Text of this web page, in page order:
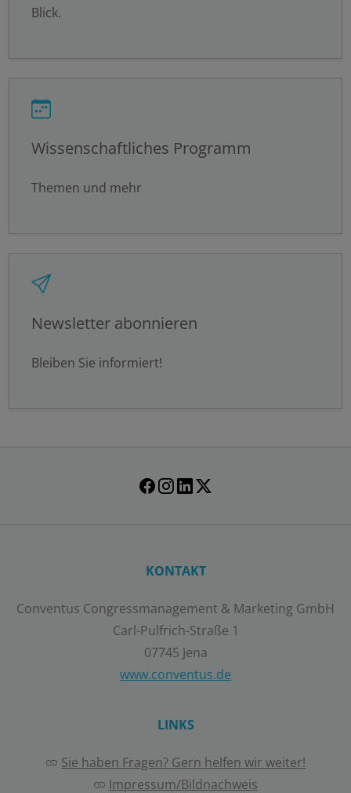
Blick.
Wissenschaftliches Programm
Themen und mehr
Newsletter abonnieren
Bleiben Sie informiert!
KONTAKT
Conventus Congressmanagement & Marketing GmbH
Carl-Pulfrich-Straße 1
07745 Jena
www.conventus.de
LINKS
Sie haben Fragen? Gern helfen wir weiter!
Impressum/Bildnachweis
Ablehnen
Details anzeigen